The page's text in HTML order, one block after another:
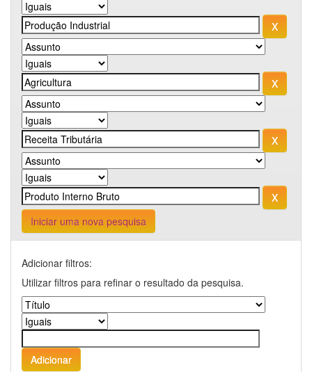
Iniciar uma nova pesquisa
Adicionar filtros:
Utilizar filtros para refinar o resultado da pesquisa.